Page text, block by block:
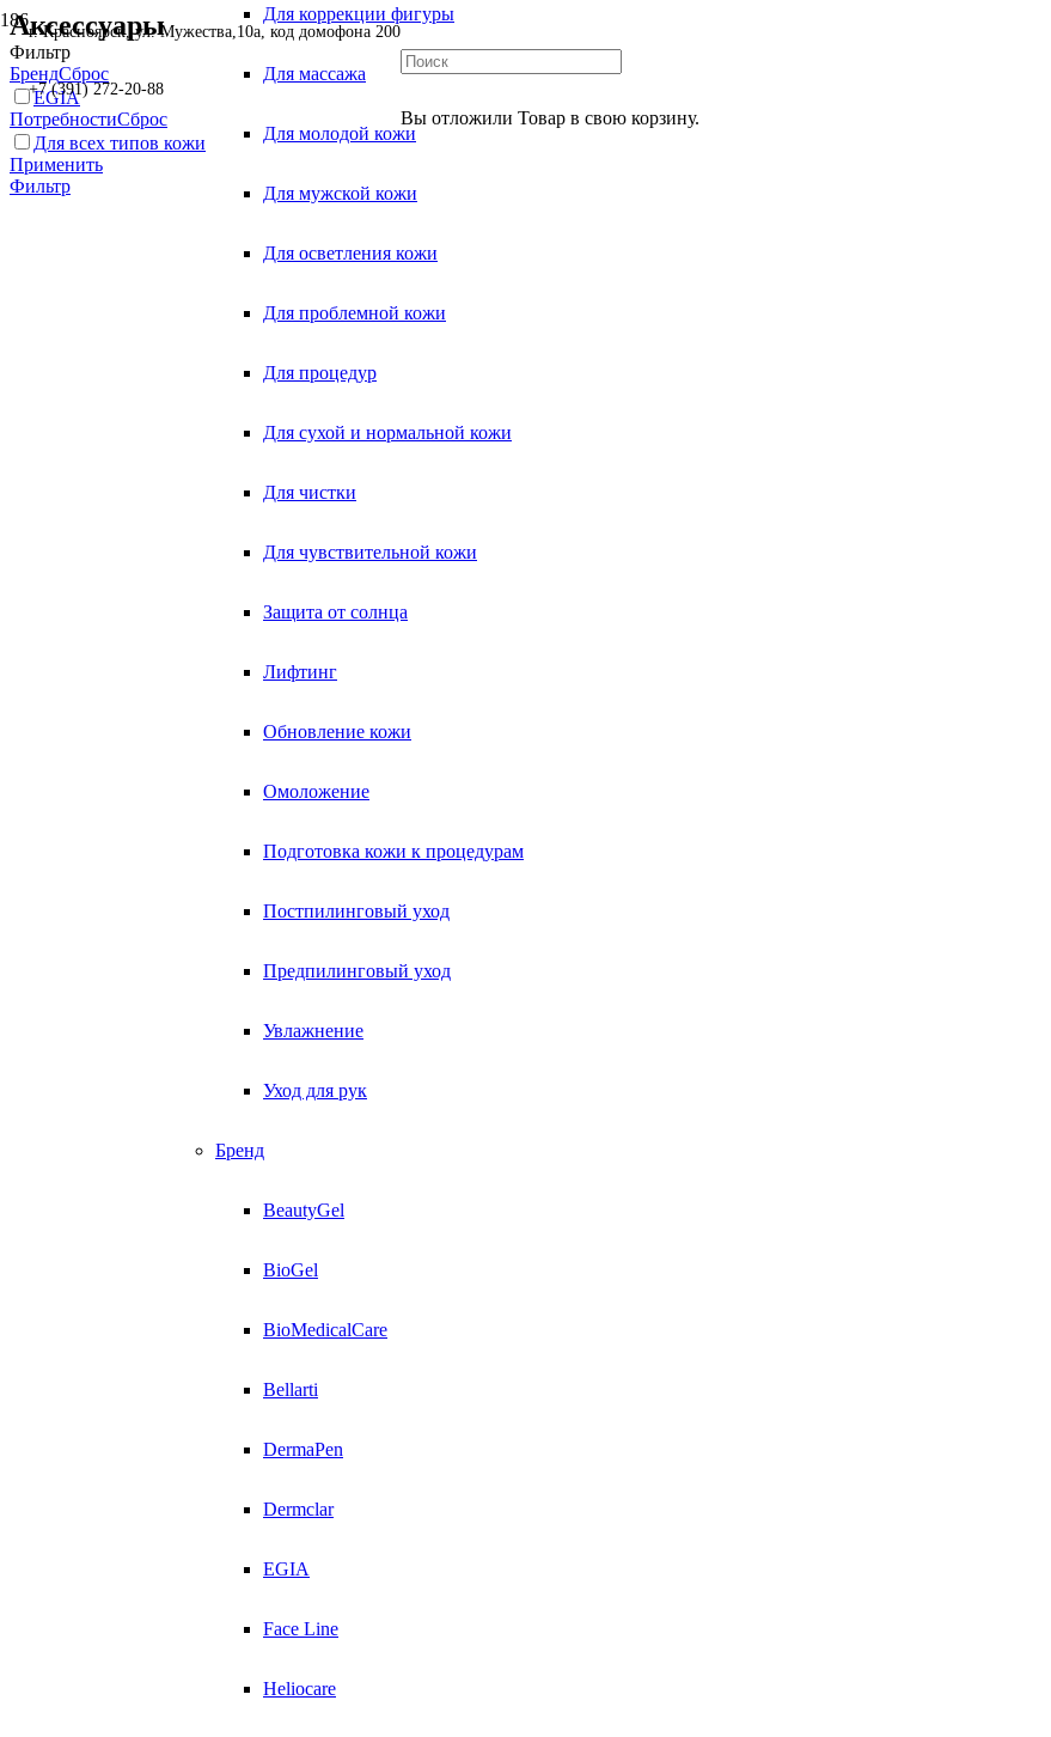
г. Красноярск, ул. Мужества,10а, код домофона 200
+7 (391) 272-20-88
Вы отложили Товар в свою корзину.
Для коррекции фигуры
Для массажа
Для молодой кожи
Для мужской кожи
Для осветления кожи
Для проблемной кожи
Для процедур
Для сухой и нормальной кожи
Для чистки
Для чувствительной кожи
Защита от солнца
Лифтинг
Обновление кожи
Омоложение
Подготовка кожи к процедурам
Постпилинговый уход
Предпилинговый уход
Увлажнение
Уход для рук
Бренд
BeautyGel
BioGel
BioMedicalCare
Bellarti
DermaPen
Dermclar
EGIA
Face Line
Heliocare
Аксессуары
Фильтр
БрендСброс
EGIA
ПотребностиСброс
Для всех типов кожи
Применить
Фильтр